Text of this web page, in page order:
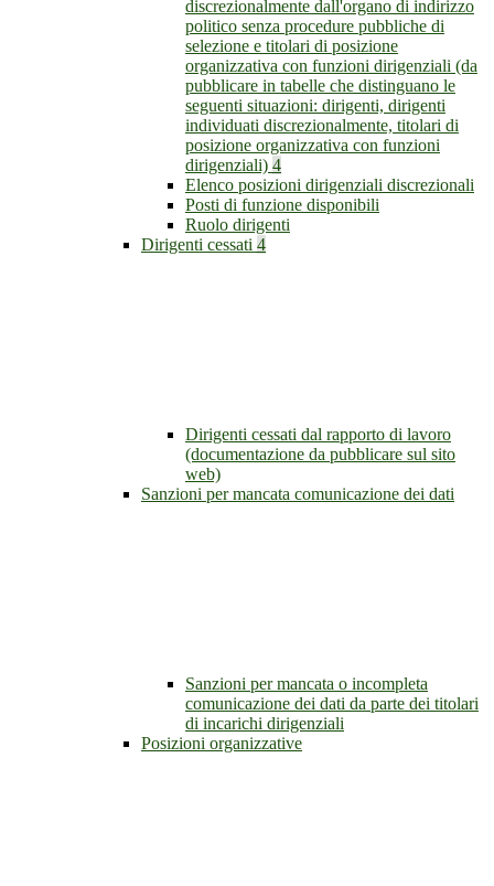
discrezionalmente dall'organo di indirizzo
politico senza procedure pubbliche di
selezione e titolari di posizione
organizzativa con funzioni dirigenziali (da
pubblicare in tabelle che distinguano le
seguenti situazioni: dirigenti, dirigenti
individuati discrezionalmente, titolari di
posizione organizzativa con funzioni
dirigenziali) 4
Elenco posizioni dirigenziali discrezionali
Posti di funzione disponibili
Ruolo dirigenti
Dirigenti cessati 4
Dirigenti cessati dal rapporto di lavoro
(documentazione da pubblicare sul sito
web)
Sanzioni per mancata comunicazione dei dati
Sanzioni per mancata o incompleta
comunicazione dei dati da parte dei titolari
di incarichi dirigenziali
Posizioni organizzative